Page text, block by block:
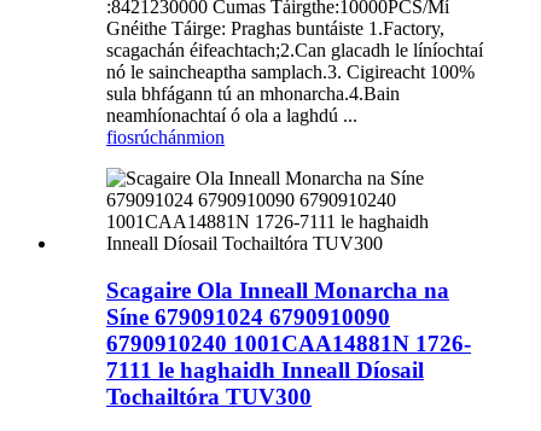
:8421230000 Cumas Táirgthe:10000PCS/Mí
Gnéithe Táirge: Praghas buntáiste 1.Factory,
scagachán éifeachtach;2.Can glacadh le líníochtaí
nó le saincheaptha samplach.3. Cigireacht 100%
sula bhfágann tú an mhonarcha.4.Bain
neamhíonachtaí ó ola a laghdú ...
fiosrúchánmion
Scagaire Ola Inneall Monarcha na
Síne 679091024 6790910090
6790910240 1001CAA14881N 1726-
7111 le haghaidh Inneall Díosail
Tochailtóra TUV300